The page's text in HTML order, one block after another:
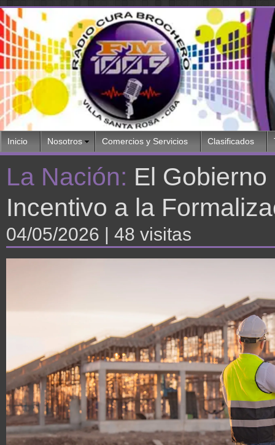
Inicio Nosotros Comercios y Servicios Clasificados
La Nación: El
Incentivo a la
04/05/2026 | 48 visitas